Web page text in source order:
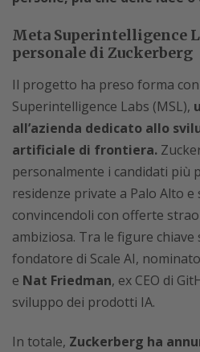
Meta Superintelligence
personale di Zuckerberg
Il progetto ha preso forma
Superintelligence Labs (MSL),
all’azienda dedicato allo
artificiale di frontiera.
personalmente i candidati più
residenze private a Palo Alto e
convincendoli con offerte
ambiziosa. Tra le figure chiave
fondatore di Scale AI,
e Nat Friedman, ex CEO di
sviluppo dei prodotti IA.
In totale, Zuckerberg ha